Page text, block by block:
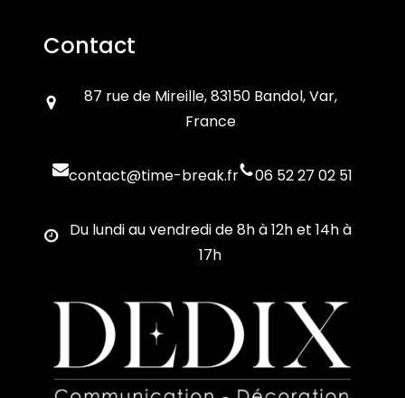
Contact
87 rue de Mireille, 83150 Bandol, Var,
France
contact@time-break.fr 06 52 27 02 51
Du lundi au vendredi de 8h à 12h et 14h à
17h